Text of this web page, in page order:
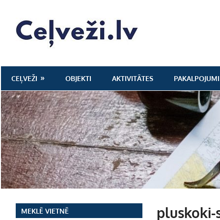
content
CEĻVEŽI OBJEKTI AKTIVITĀTES PAKALPOJUMI
pluskoki-
MEKLĒ VIETNĒ